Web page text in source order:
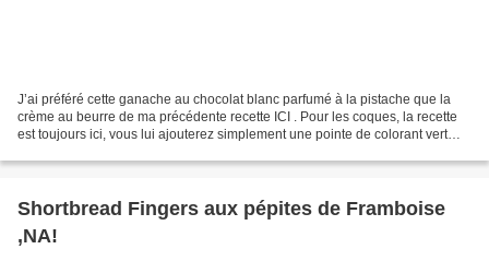
J’ai préféré cette ganache au chocolat blanc parfumé à la pistache que la
crème au beurre de ma précédente recette ICI . Pour les coques, la recette
est toujours ici, vous lui ajouterez simplement une pointe de colorant vert
Shortbread Fingers aux pépites de Framboise
,NA!